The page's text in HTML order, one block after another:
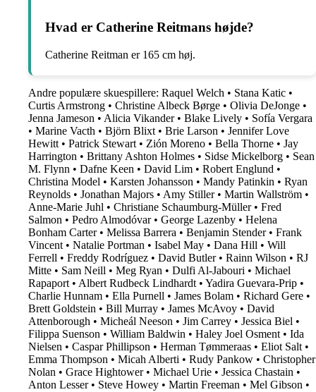
Hvad er Catherine Reitmans højde?
Catherine Reitman er 165 cm høj.
Andre populære skuespillere: Raquel Welch • Stana Katic •
Curtis Armstrong • Christine Albeck Børge • Olivia DeJonge •
Jenna Jameson • Alicia Vikander• Blake Lively • Sofía Vergara
• Marine Vacth • Björn Blixt • Brie Larson • Jennifer Love
Hewitt • Patrick Stewart • Zión Moreno • Bella Thorne • Jay
Harrington • Brittany Ashton Holmes • Sidse Mickelborg • Sean
M. Flynn • Dafne Keen • David Lim • Robert Englund •
Christina Model • Karsten Johansson • Mandy Patinkin • Ryan
Reynolds • Jonathan Majors • Amy Stiller• Martin Wallström •
Anne-Marie Juhl • Christiane Schaumburg-Müller• Fred
Salmon • Pedro Almodóvar• George Lazenby • Helena
Bonham Carter• Melissa Barrera • Benjamin Stender• Frank
Vincent • Natalie Portman • Isabel May • Dana Hill • Will
Ferrell • Freddy Rodríguez • David Butler• Rainn Wilson • RJ
Mitte • Sam Neill • Meg Ryan • Dulfi Al-Jabouri • Michael
Rapaport • Albert Rudbeck Lindhardt • Yadira Guevara-Prip •
Charlie Hunnam • Ella Purnell • James Bolam • Richard Gere •
Brett Goldstein • Bill Murray • James McAvoy • David
Attenborough • Micheál Neeson • Jim Carrey • Jessica Biel •
Filippa Suenson • William Baldwin • Haley Joel Osment • Ida
Nielsen • Caspar Phillipson • Herman Tømmeraas • Eliot Salt •
Emma Thompson • Micah Alberti • Rudy Pankow • Christopher
Nolan • Grace Hightower• Michael Urie • Jessica Chastain •
Anton Lesser• Steve Howey • Martin Freeman • Mel Gibson •